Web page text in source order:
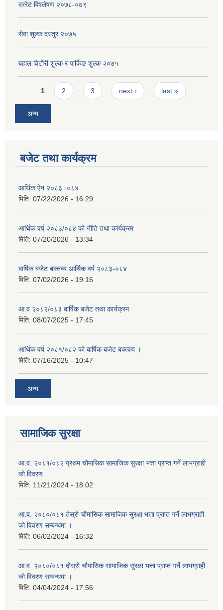
दररेट विश्लेषण २०७८-०७९
सेवा शुल्क दस्तुर २०७५
बहाल विटौरी शुल्क र पार्किङ शुल्क २०७५
Pages
1 2 3 next › last »
अन्य
बजेट तथा कार्यक्रम
आर्थिक ऐन २०८३।०८४
मिति: 07/22/2026 - 16:29
आर्थिक वर्ष २०८३/०८४ को नीति तथा कार्यक्रम
मिति: 07/20/2026 - 13:34
बार्षिक बजेट बक्तव्य आर्थिक वर्ष २०८३-०८४
मिति: 07/02/2026 - 19:16
आ.व २०८२/०८३ बार्षिक बजेट तथा कार्यक्रम
मिति: 08/07/2025 - 17:45
आर्थिक वर्ष २०८१/०८२ को बार्षिक बजेट बक्त्वय ।
मिति: 07/16/2025 - 10:47
अन्य
सामाजिक सुरक्षा
आ.व. २०८१/०८२ प्रथम चौमासिक सामाजिक सुरक्षा भत्ता प्राप्त गर्ने लाभग्राही
को विवरण
मिति: 11/21/2024 - 18:02
आ.व. २०८०/०८१ तेस्रो चौमासिक सामाजिक सुरक्षा भत्ता प्राप्त गर्ने लाभग्राही
को विवरण सम्बन्धमा ।
मिति: 06/02/2024 - 16:32
आ.व. २०८०/०८१ दोस्रो चौमासिक सामाजिक सुरक्षा भत्ता प्राप्त गर्ने लाभग्राही
को विवरण सम्बन्धमा ।
मिति: 04/04/2024 - 17:56